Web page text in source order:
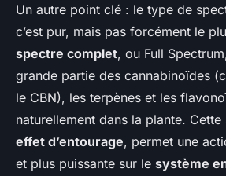
Un autre point clé : le type de
c’est pur, mais pas forcément le
spectre complet, ou Full
grande partie des cannabinoïdes
le CBN), les terpènes et les
naturellement dans la plante.
effet d’entourage, permet une
et plus puissante sur le système